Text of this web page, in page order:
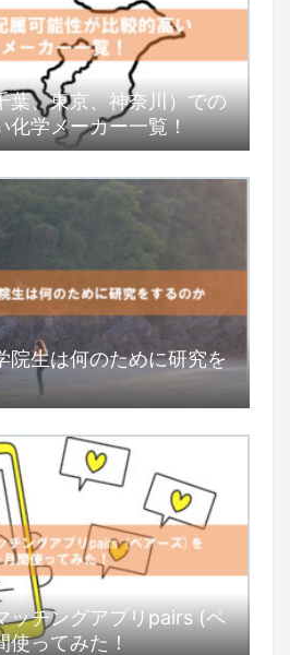
葉、東京、神奈川）での
化学メーカー一覧！
院生は何のために研究を
ッチングアプリpairs (ペ
使ってみた！